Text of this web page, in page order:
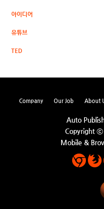
아이디어
유튜브
TED
Company Our Job About
Auto
Copyright ⓒ
Mobile &